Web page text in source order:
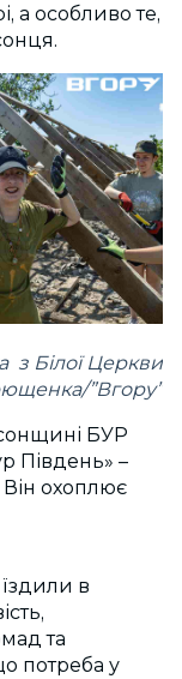
а особливо те,
з Білої Церкви
”Вгору”
БУР
Південь» –
охоплює
в
та
потреба у